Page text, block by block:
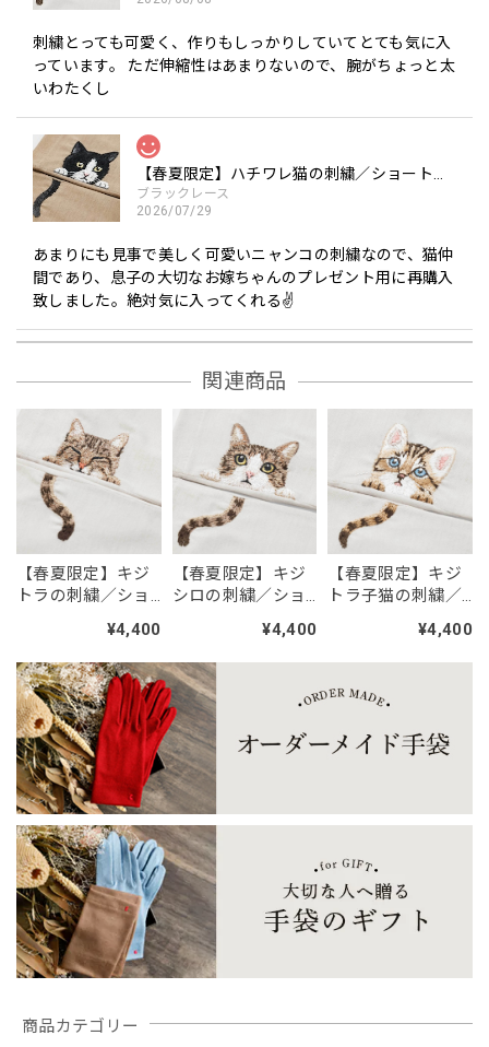
商品カテゴリー
刺繍とっても可愛く、作りもしっかりしていてとても気に入
っています。 ただ伸縮性はあまりないので、腕がちょっと太
いわたくし
【春夏限定】ハチワレ猫の刺繍／ショート・ロング／東かがわで一貫製造／UVケア／コットン100％
ブラックレース
2026/07/29
あまりにも見事で美しく可愛いニャンコの刺繍なので、猫仲
間であり、息子の大切なお嫁ちゃんのプレゼント用に再購入
致しました。絶対気に入ってくれる✌️
【春夏限定】キジトラ子猫の刺繍／ショート・ロング／東かがわで一貫製造／UVケア／コットン100％
モカ（茶）
「糸と職人が作った、12匹のどうぶつたち。 人気の刺繍ワッペン ／シール・アイロン2WAY」
No.4 柴犬
2026/07/28
もう少し丁寧に作られているのかと思っていたら、大したこ
ました。 現物が見たかったのでかがわ市引田の店に行きま
ておいて欲しかったです。ワッペンは金額の割に残念でし
た。
No.10 トイプードル白
2026/07/27
トイプードル可愛いです。 特に笑顔のトイプードル、主人
がスマホケースに貼って喜んでます。 ありがとうございま
す。
ブラックレース
関連商品
【春夏限定】キジ
トラの刺繍／ショ
かがわで一貫製造
／UVケア／コット
ン100％
¥4,400
【春夏限定】キジ
シロの刺繍／ショ
かがわで一貫製造
／UVケア／コット
ン100％
¥4,400
【春夏限定】キジ
トラ子猫の刺繍／
／東かがわで一貫
製造／UVケア／コ
¥4,400